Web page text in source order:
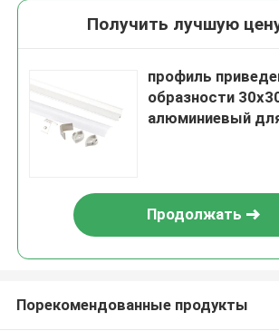
Получить лучшую
профиль
образности
алюминиевый
Продолжать
Порекомендованные продукты